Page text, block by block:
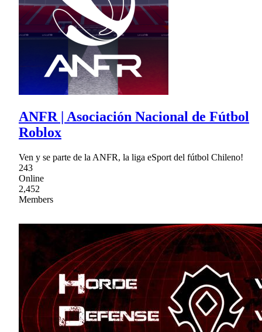
ANFR | Asociación Nacional de Fútbol
Roblox
Ven y se parte de la ANFR, la liga eSport del fútbol Chileno!
243
Online
2,452
Members